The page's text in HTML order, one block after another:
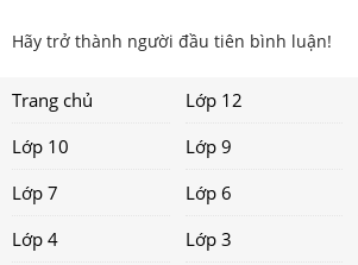
Hãy trở thành người đầu tiên bình luận!
Trang chủ Lớp 12
Lớp 10
Lớp 9
Lớp 7
Lớp 6
Lớp 4
Lớp 3